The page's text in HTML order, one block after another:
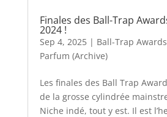
Finales des Ball-Trap
2024 !
Sep 4, 2025| Ball-Trap Awards
Parfum (Archive)
Les finales des Ball Trap
de la grosse cylindrée
Niche indé, tout y est. Il est